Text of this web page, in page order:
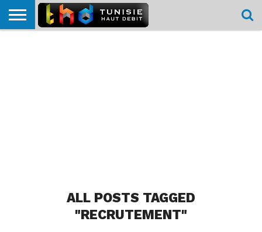
ALL POSTS TAGGED
"RECRUTEMENT"